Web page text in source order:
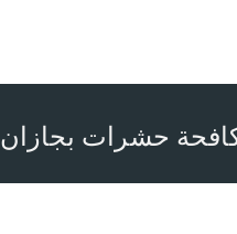
حشرات بجازان